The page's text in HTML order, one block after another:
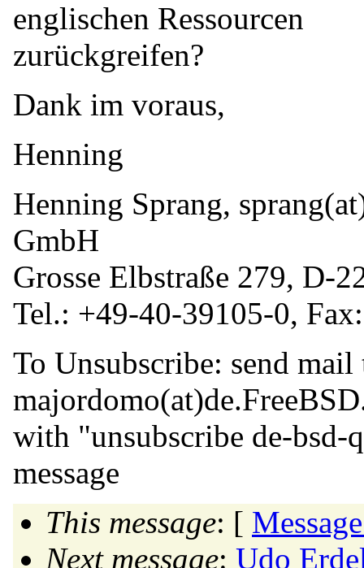
englischen Ressourcen
zurückgreifen?
Dank im voraus,
Henning
Henning Sprang,
GmbH
Grosse Elbstraße 279, D-
Tel.: +49-40-39105-0,
To Unsubscribe: send mail
majordomo(at)de.
with "unsubscribe de-bsd-
message
This message: [
Next message: Udo